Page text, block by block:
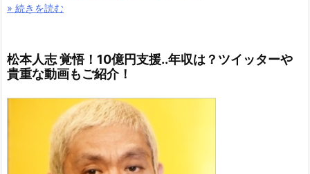
» 続きを読む
松本人志 覚悟！10億円支援..年収は？ツイッターや
貴重な動画もご紹介！